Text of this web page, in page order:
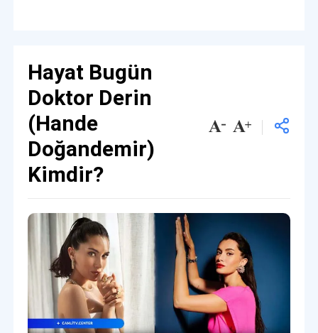
Hayat Bugün
Doktor Derin
(Hande
Doğandemir)
Kimdir?